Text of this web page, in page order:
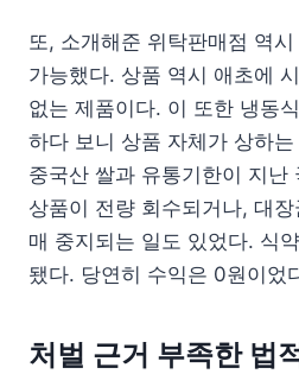
또, 소개해준 위탁판매점 역
가능했다. 상품 역시 애초에
없는 제품이다. 이 또한 냉동
하다 보니 상품 자체가 상하
중국산 쌀과 유통기한이 지난
상품이 전량 회수되거나, 대
매 중지되는 일도 있었다. 식
됐다. 당연히 수익은 0원이었
처벌 근거 부족한 법